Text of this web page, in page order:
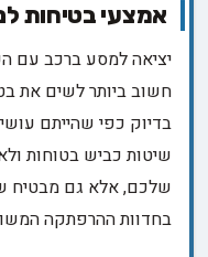
אמצעי בטיחות
יציאה למסע ברכב עם
חשוב ביותר לשים את
בדיוק כפי שהייתם
שיטות כביש בטוחות
שלכם, אלא גם מבטיח
בחדוות ההרפתקה